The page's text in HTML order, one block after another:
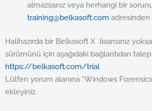
almazsanız veya herhangi bir
training@belkasoft.com adresinden
Halihazırda bir Belkasoft X lisansınız
sürümünü için aşağıdaki bağlantıdan
https://belkasoft.com/trial
Lütfen yorum alanına “Windows
ekleyiniz.